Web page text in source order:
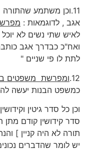
11.וכן משתמע
אגב , לדוגמאות :
לאיש שתי נשים לא
ואח"כ כבדרך אגב
לתת לו פי שניים "
12. ומפרשת משפטים
כמשפט הבנות יעשה לה
וכן כל סדר גיטין
סדר קידושין קודם
תורה לא היה קניין ]
יש לומר שהדברים